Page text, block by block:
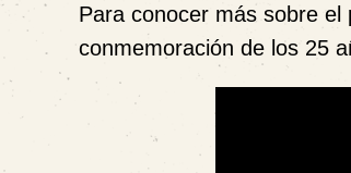
Para conocer más sobre el
conmemoración de los 25